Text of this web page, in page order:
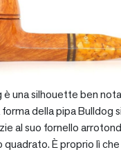
è una silhouette ben
della pipa Bulldog
al suo fornello
quadrato. È proprio lì